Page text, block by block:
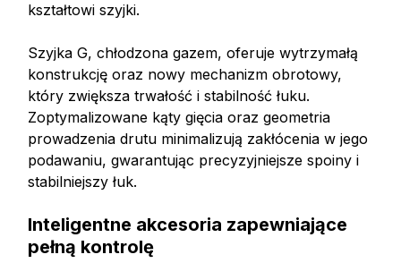
kształtowi szyjki.
Szyjka G, chłodzona gazem, oferuje wytrzymałą
konstrukcję oraz nowy mechanizm obrotowy,
który zwiększa trwałość i stabilność łuku.
Zoptymalizowane kąty gięcia oraz geometria
prowadzenia drutu minimalizują zakłócenia w jego
podawaniu, gwarantując precyzyjniejsze spoiny i
stabilniejszy łuk.
Inteligentne akcesoria zapewniające
pełną kontrolę